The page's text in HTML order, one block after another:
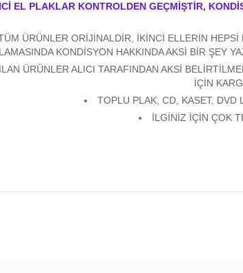
EL PLAKLAR KONTROLDEN GEÇMİŞTİR,
ÜRÜNLER ORİJİNALDİR, İKİNCİ ELLERİN
KONDİSYON HAKKINDA AKSİ BİR ŞEY
ÜRÜNLER ALICI TARAFINDAN AKSİ
İÇİN
TOPLU PLAK, CD, KASET, DVD
İLGİNİZ İÇİN ÇOK